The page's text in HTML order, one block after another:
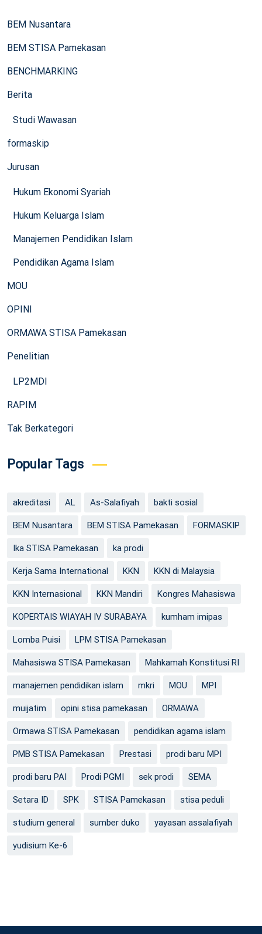
BEM Nusantara
BEM STISA Pamekasan
BENCHMARKING
Berita
Studi Wawasan
formaskip
Jurusan
Hukum Ekonomi Syariah
Hukum Keluarga Islam
Manajemen Pendidikan Islam
Pendidikan Agama Islam
MOU
OPINI
ORMAWA STISA Pamekasan
Penelitian
LP2MDI
RAPIM
Tak Berkategori
Popular Tags
akreditasi AL As-Salafiyah bakti sosial
BEM Nusantara BEM STISA Pamekasan FORMASKIP
Ika STISA Pamekasan ka prodi
Kerja Sama International KKN KKN di Malaysia
KKN Internasional KKN Mandiri Kongres Mahasiswa
KOPERTAIS WIAYAH IV SURABAYA kumham imipas
Lomba Puisi LPM STISA Pamekasan
Mahasiswa STISA Pamekasan Mahkamah Konstitusi RI
manajemen pendidikan islam mkri MOU MPI
muijatim opini stisa pamekasan ORMAWA
Ormawa STISA Pamekasan pendidikan agama islam
PMB STISA Pamekasan Prestasi prodi baru MPI
prodi baru PAI Prodi PGMI sek prodi SEMA
Setara ID SPK STISA Pamekasan stisa peduli
studium general sumber duko yayasan assalafiyah
yudisium Ke-6